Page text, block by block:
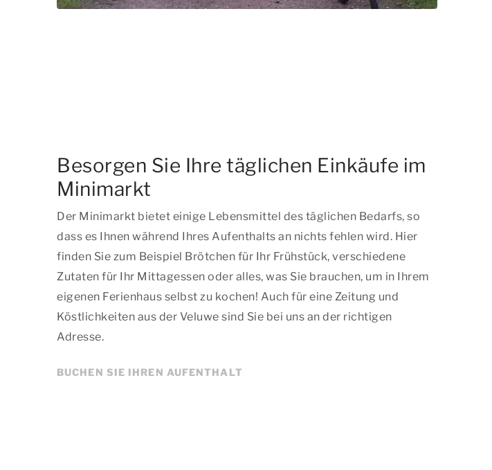
Besorgen Sie Ihre täglichen Einkäufe im
Minimarkt
Der Minimarkt bietet einige Lebensmittel des täglichen Bedarfs, so
dass es Ihnen während Ihres Aufenthalts an nichts fehlen wird. Hier
finden Sie zum Beispiel Brötchen für Ihr Frühstück, verschiedene
Zutaten für Ihr Mittagessen oder alles, was Sie brauchen, um in Ihrem
eigenen Ferienhaus selbst zu kochen! Auch für eine Zeitung und
Köstlichkeiten aus der Veluwe sind Sie bei uns an der richtigen
Adresse.
BUCHEN SIE IHREN AUFENTHALT